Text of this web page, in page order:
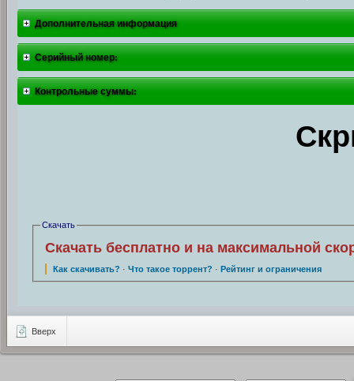
Дополнительная информация
Серийный номер:
Контрольные суммы:
Скачать
Скачать бесплатно и на максимальной
Как скачивать? ·Что такое торрент? ·Рейтинг и ограничения
Вверх